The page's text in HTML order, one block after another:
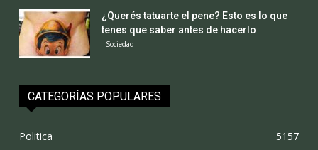
¿Querés tatuarte el pene? Esto es lo que
tenes que saber antes de hacerlo
Sociedad
CATEGORÍAS POPULARES
Politica
5157